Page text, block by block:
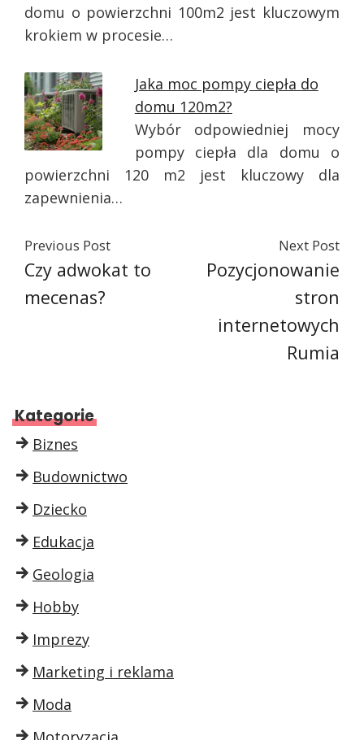
domu o powierzchni 100m2 jest kluczowym
krokiem w procesie…
Jaka moc pompy ciepła do
domu 120m2?
Wybór odpowiedniej mocy
pompy ciepła dla domu o
powierzchni 120 m2 jest kluczowy dla
zapewnienia…
Previous Post
Czy adwokat to
mecenas?
Next Post
Pozycjonowanie
stron
internetowych
Rumia
Kategorie
Biznes
Budownictwo
Dziecko
Edukacja
Geologia
Hobby
Imprezy
Marketing i reklama
Moda